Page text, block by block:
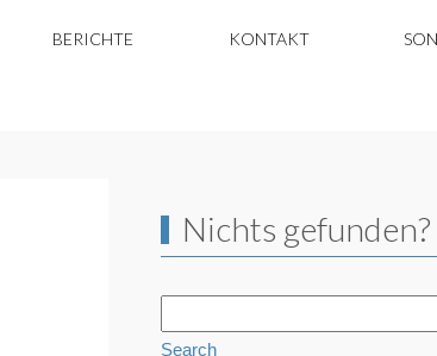
BERICHTE KONTAKT
Nichts gefunden?
Search